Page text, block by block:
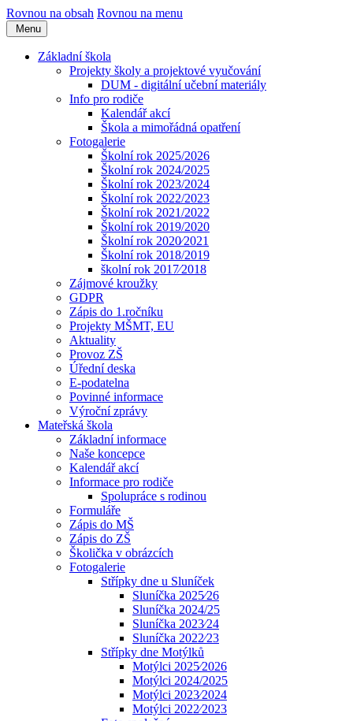
Rovnou na obsah Rovnou na menu
Menu
Základní škola
Projekty školy a projektové vyučování
DUM - digitální učební materiály
Info pro rodiče
Kalendář akcí
Škola a mimořádná opatření
Fotogalerie
Školní rok 2025/2026
Školní rok 2024/2025
Školní rok 2023/2024
Školní rok 2022/2023
Školní rok 2021/2022
Školní rok 2019/2020
Školní rok 2020⁄2021
Školní rok 2018/2019
školní rok 2017⁄2018
Zájmové kroužky
GDPR
Zápis do 1.ročníku
Projekty MŠMT, EU
Aktuality
Provoz ZŠ
Úřední deska
E-podatelna
Povinné informace
Výroční zprávy
Mateřská škola
Základní informace
Naše koncepce
Kalendář akcí
Informace pro rodiče
Spolupráce s rodinou
Formuláře
Zápis do MŠ
Zápis do ZŠ
Školička v obrázcích
Fotogalerie
Střípky dne u Sluníček
Sluníčka 2025⁄26
Sluníčka 2024/25
Sluníčka 2023⁄24
Sluníčka 2022⁄23
Střípky dne Motýlků
Motýlci 2025⁄2026
Motýlci 2024/2025
Motýlci 2023⁄2024
Motýlci 2022⁄2023